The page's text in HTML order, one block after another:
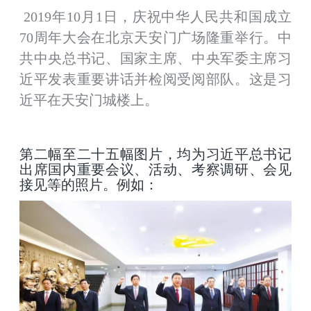
2019年10月1日，庆祝中华人民共和国成立
70周年大会在北京天安门广场隆重举行。中
共中央总书记、国家主席、中央军委主席习
近平发表重要讲话并检阅受阅部队。这是习
近平在天安门城楼上。
第二幅至二十五幅图片，均为习近平总书记
出席国内重要会议、活动、考察调研、会见
接见等的照片。例如：